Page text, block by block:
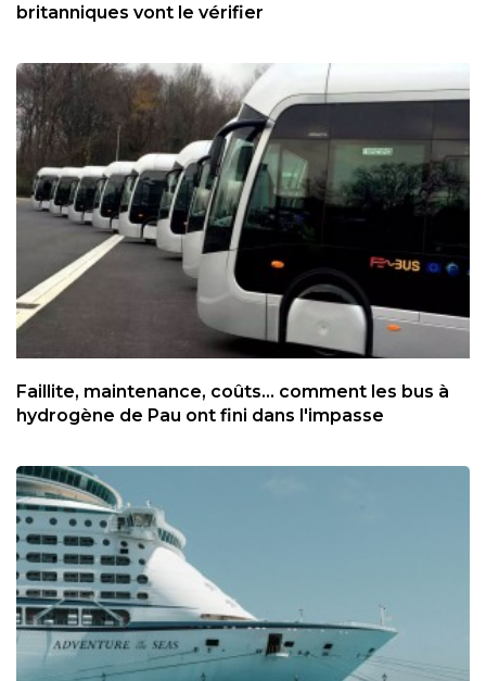
britanniques vont le vérifier
Faillite, maintenance, coûts... comment les bus à
hydrogène de Pau ont fini dans l'impasse